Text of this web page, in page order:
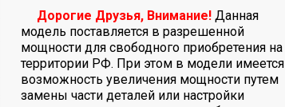
Дорогие Друзья, Внимание! Данная
модель поставляется в разрешенной
мощности для свободного приобретения на
территории РФ. При этом в модели имеется
возможность увеличения мощности путем
замены части деталей или настройки